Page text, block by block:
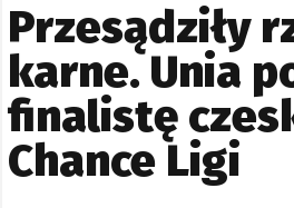
Przesądziły
karne. Unia
finalistę
Chance Ligi